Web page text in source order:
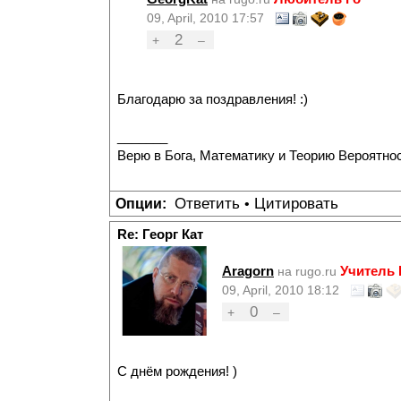
09, April, 2010 17:57
+
2 –
Благодарю за поздравления! :)
Верю в Бога, Математику и Теорию
Опции: Ответить • Цитировать
Re: Георг Кат
Aragorn на rugo.ru Учитель
09, April, 2010 18:12
+
0 –
С днём рождения! )